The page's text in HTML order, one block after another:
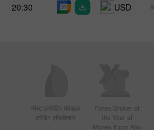
20:30 USD
मोस्ट इनोवेटिव मोबाइल
ट्रेडिंग एप्लिकेशन
Forex Broker of
the Year at
Money Expo Abu